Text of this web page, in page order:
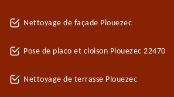
Nettoyage de façade Plouezec
Pose de placo et cloison Plouezec 22470
Nettoyage de terrasse Plouezec